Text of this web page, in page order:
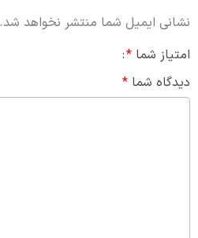
نشانی ایمیل شما منتشر نخواهد شد.
امتیاز شما *
دیدگاه شما *